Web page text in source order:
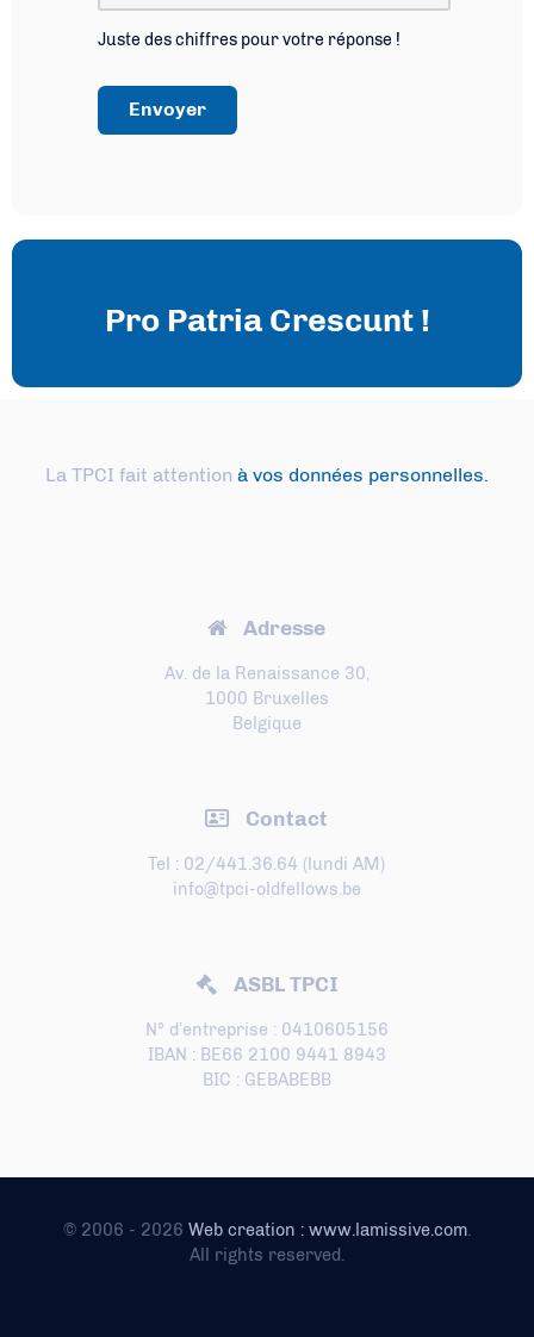
Juste des chiffres pour votre réponse !
Envoyer
Pro Patria Crescunt !
La TPCI fait attention à vos données personnelles.
Adresse
Av. de la Renaissance 30,
1000 Bruxelles
Belgique
Contact
Tel : 02/441.36.64 (lundi AM)
info@tpci-oldfellows.be
ASBL TPCI
N° d’entreprise : 0410605156
IBAN : BE66 2100 9441 8943
BIC : GEBABEBB
© 2006 - 2026 Web creation : www.lamissive.com.
All rights reserved.